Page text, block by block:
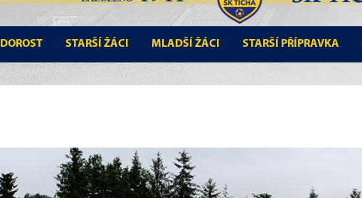
DOROST STARŠÍ ŽÁCI MLADŠÍ ŽÁCI STARŠÍ PŘÍPRAVKA